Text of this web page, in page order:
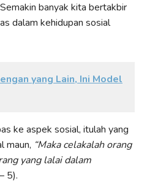
banyak kita bertakbir
dalam kehidupan sosial
yang Lain, Ini Model
ke aspek sosial, itulah yang
maun, “Maka celakalah orang
yang lalai dalam
5).